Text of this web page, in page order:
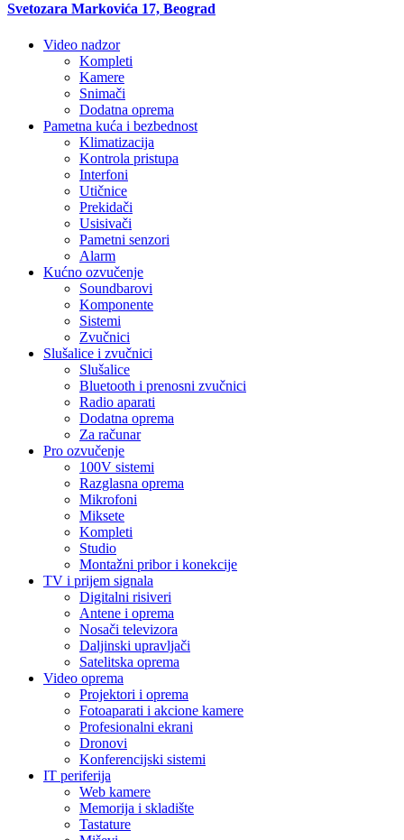
Svetozara Markovića 17, Beograd
Video nadzor
Kompleti
Kamere
Snimači
Dodatna oprema
Pametna kuća i bezbednost
Klimatizacija
Kontrola pristupa
Interfoni
Utičnice
Prekidači
Usisivači
Pametni senzori
Alarm
Kućno ozvučenje
Soundbarovi
Komponente
Sistemi
Zvučnici
Slušalice i zvučnici
Slušalice
Bluetooth i prenosni zvučnici
Radio aparati
Dodatna oprema
Za računar
Pro ozvučenje
100V sistemi
Razglasna oprema
Mikrofoni
Miksete
Kompleti
Studio
Montažni pribor i konekcije
TV i prijem signala
Digitalni risiveri
Antene i oprema
Nosači televizora
Daljinski upravljači
Satelitska oprema
Video oprema
Projektori i oprema
Fotoaparati i akcione kamere
Profesionalni ekrani
Dronovi
Konferencijski sistemi
IT periferija
Web kamere
Memorija i skladište
Tastature